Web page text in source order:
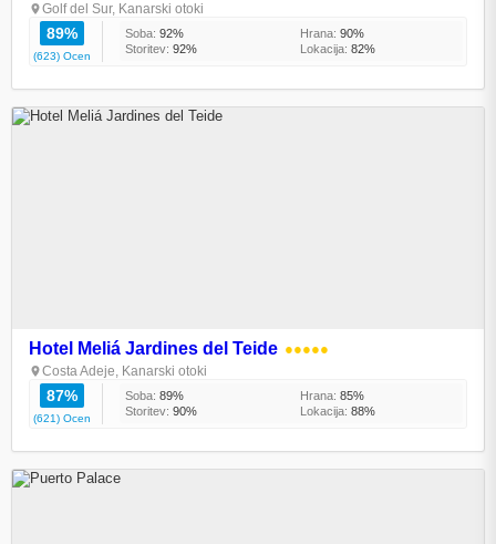
Golf del Sur, Kanarski otoki
89%
(623) Ocen
Soba: 92% Hrana: 90%
Storitev: 92% Lokacija: 82%
Hotel Meliá Jardines del Teide ●●●●●
Costa Adeje, Kanarski otoki
87%
(621) Ocen
Soba: 89% Hrana: 85%
Storitev: 90% Lokacija: 88%